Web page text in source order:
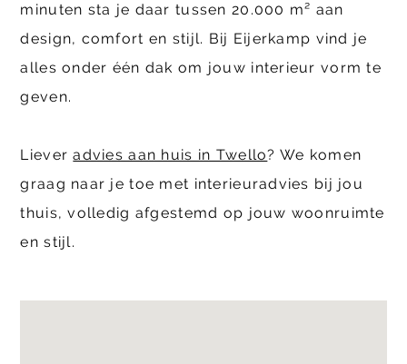
minuten sta je daar tussen 20.000 m² aan
design, comfort en stijl. Bij Eijerkamp vind je
alles onder één dak om jouw interieur vorm te
geven.
Lieveradvies aan huis in Twello? We komen
graag naar je toe met interieuradvies bij jou
thuis, volledig afgestemd op jouw woonruimte
en stijl.